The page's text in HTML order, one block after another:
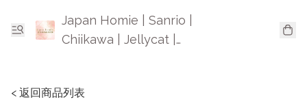
Japan Homie | Sanrio |
Chiikawa | Jellycat |
< 返回商品列表